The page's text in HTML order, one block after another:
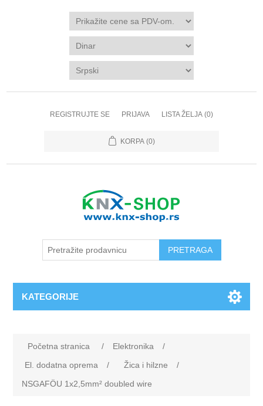
REGISTRUJTE SE PRIJAVA LISTA ŽELJA (0)
KORPA (0)
KATEGORIJE
Početna stranica / Elektronika
/
El. dodatna oprema
/ Žica i hilzne
/
NSGAFÖU 1x2,5mm² doubled wire